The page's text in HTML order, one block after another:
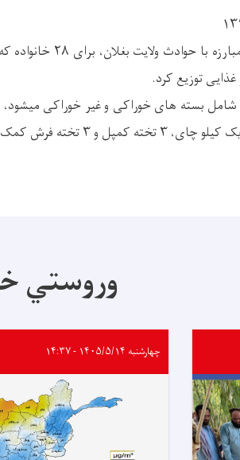
ریاست آمادگی
توزیع کرد.
و ۳ تخته فرش کمک گردید.
وروستي
چهارشنبه ۱۴۰۵/۵/۱۴ - ۱۴:۳۷